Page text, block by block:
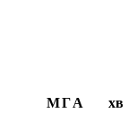
МГА хв